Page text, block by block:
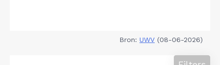
Bron: UWV (08-06-2026)